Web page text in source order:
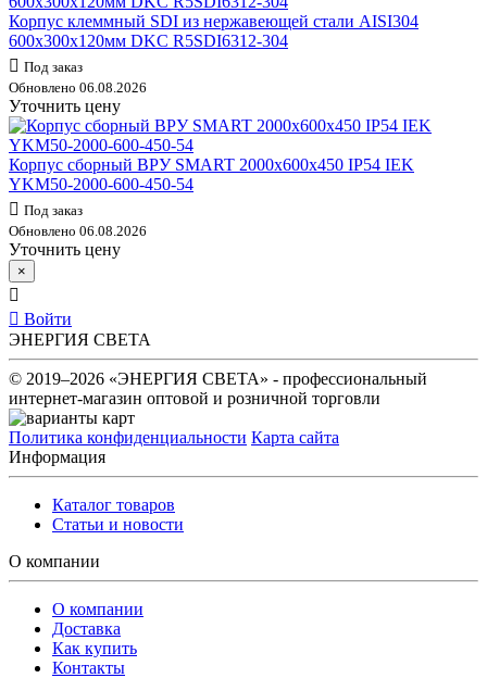
Корпус клеммный SDI из нержавеющей стали AISI304
600х300х120мм DKC R5SDI6312-304
Под заказ
Обновлено 06.08.2026
Уточнить цену
Корпус сборный ВРУ SMART 2000х600х450 IP54 IEK
YKM50-2000-600-450-54
Под заказ
Обновлено 06.08.2026
Уточнить цену
×
Войти
ЭНЕРГИЯ СВЕТА
© 2019–2026 «ЭНЕРГИЯ СВЕТА» - профессиональный
интернет-магазин оптовой и розничной торговли
Политика конфиденциальности Карта сайта
Информация
Каталог товаров
Статьи и новости
О компании
О компании
Доставка
Как купить
Контакты